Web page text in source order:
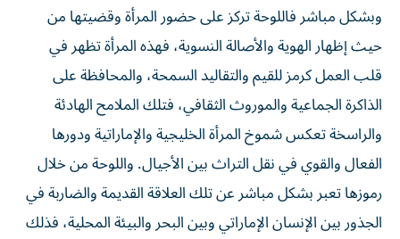
وبشكل مباشر فاللوحة تركز على حضور المرأة وقضيتها من
حيث إظهار الهوية والأصالة النسوية، فهذه المرأة تظهر في
قلب العمل كرمز للقيم والتقاليد السمحة، والمحافظة على
الذاكرة الجماعية والموروث الثقافي، فتلك الملامح الهادئة
والراسخة تعكس شموخ المرأة الخليجية والإماراتية ودورها
الفعال والقوي في نقل التراث بين الأجيال. واللوحة من خلال
رموزها تعبر بشكل مباشر عن تلك العلاقة القديمة والضاربة في
الجذور بين الإنسان الإماراتي وبين البحر والبيئة المحلية، فذلك